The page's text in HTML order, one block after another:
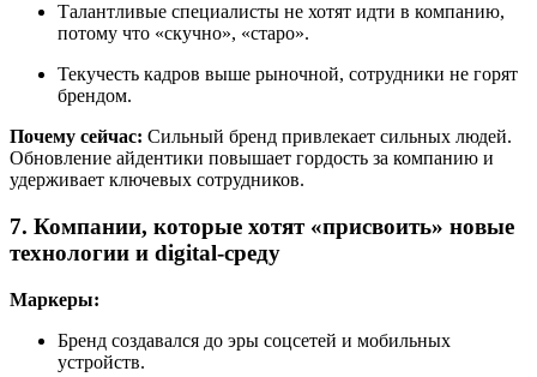
Талантливые специалисты не хотят идти в компанию,
потому что «скучно», «старо».
Текучесть кадров выше рыночной, сотрудники не горят
брендом.
Почему сейчас: Сильный бренд привлекает сильных людей.
Обновление айдентики повышает гордость за компанию и
удерживает ключевых сотрудников.
7. Компании, которые хотят «присвоить» новые
технологии и digital-среду
Маркеры:
Бренд создавался до эры соцсетей и мобильных
устройств.